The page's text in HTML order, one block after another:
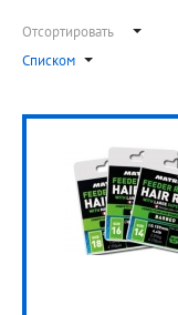
Отсортировать
Списком